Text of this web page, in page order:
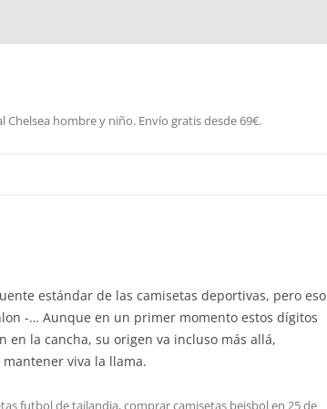
Chelsea hombre y niño. Envío gratis desde 69€.
estándar de las camisetas deportivas, pero eso
-… Aunque en un primer momento estos dígitos
la cancha, su origen va incluso más allá,
viva la llama.
futbol de tailandia,comprar camisetas beisbolen 25 de